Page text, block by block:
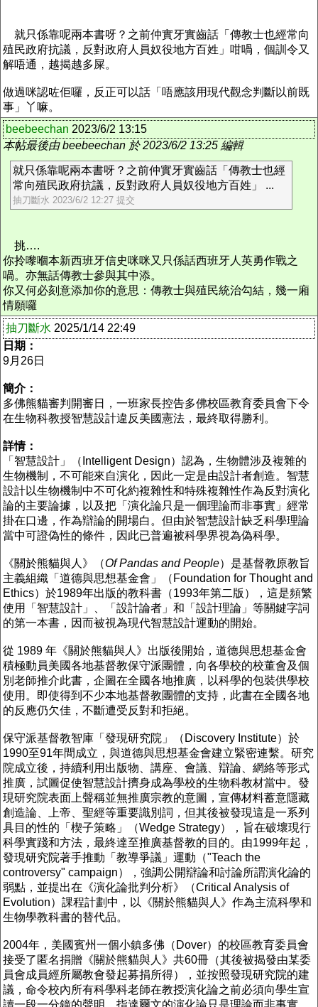
就只係靠呢兩本書呀？之前仲實牙實齒話「傳教士也經常向
殖民政府抗議，反對政府人員奴役地方百姓」咁喎，個訓令又
解唔通，越揭越多屎。
做過咪認咗佢囉，反正可以話「唔應該用現代觀念判斷以前既
事」丫嘛。
beebeechan 2023/6/2 13:15
本帖最後由 beebeechan 於 2023/6/2 13:25 編輯
就只係靠呢兩本書呀？之前仲實牙實齒話「傳教士也經
常向殖民政府抗議，反對政府人員奴役地方百姓」 ...
抽刀斷水 2023/6/2 12:27 提交
挑….
你拎嚟嗰本新西班牙信史咪咪又只係話西班牙人英勇作戰之
喎。亦無話傳教士參與其中添。
你又何必刻意添加你的意思：傳教士與殖民統治勾結，幾一廂
情願囉
抽刀斷水 2025/1/14 22:49
日期：
9月26日
簡介：
多佛熊貓審判開審日，一班家長控告多佛校區教育委員會下令
在生物科教授智慧設計違反美國憲法，最終取得勝利。
詳情：
「智慧設計」（Intelligent Design）認為，生物體涉及複雜的
生物機制，不可能來自演化，因此一定是由設計者創造。智慧
設計以生物機制中不可化約複雜性和特殊複雜性作為反對演化
論的主要論據，以及把「演化論只是一個理論而非事實」經常
掛在口邊，作為辯論的開場白。但由於智慧設計缺乏科學理論
當中可證偽性的條件，因此已普遍被科學界視為偽科學。
《關於熊貓與人》（Of Pandas and People）是基督教原教旨
主義組織「道德與思想基金會」（Foundation for Thought and
Ethics）於1989年出版的教科書（1993年第二版），這是頻繁
使用「智慧設計」、「設計論者」和「設計理論」等關鍵字詞
的第一本書，因而被視為現代智慧設計運動的開始。
從 1989 年《關於熊貓與人》出版後開始，道德與思想基金會
積極動員美國各地基督教保守派團體，向各學校的校董會及個
別老師推介此書，企圖在全國各地推廣，以科學的包裝供學校
使用。即使得到不少本地基督教團體的支持，此書在全國各地
的反應仍欠佳，不斷遭受反對和拒絕。
保守派基督教智庫「發現研究院」（Discovery Institute）於
1990至91年間成立，與道德與思想基金會建立緊密連繫。研究
院成立後，持續利用出版物、講座、會議、辯論、網絡等形式
推廣，試圖促使智慧設計擠身成為學校的生物科教材當中。發
現研究院表面上聲稱並無推廣宗教的意圖，宣傳材料蓄意隱藏
創造論、上帝、聖經等重要識別詞，但其後被發現這是一系列
具目的性的「楔子策略」（Wedge Strategy），旨在破壞現行
科學實踐和方法，最終達至推廣基督教的目的。由1999年起，
發現研究院著手推動「教導爭議」運動（"Teach the
controversy" campaign），強調公開辯論和討論所謂演化論的
弱點，並提出在《演化論批判分析》（Critical Analysis of
Evolution）課程計劃中，以《關於熊貓與人》作為主流科學和
生物學教科書的替代品。
2004年，美國賓州一個小鎮多佛（Dover）的校區教育委員會
接受了匿名捐贈《關於熊貓與人》共60冊（其後被揭發由某委
員會成員經所屬教會發起募捐所得），並按照發現研究院的建
議，命令校內所有科學科老師在教授演化論之前必須向學生宣
讀一段一分鐘的聲明，指達爾文的演化論只是理論而非事實，